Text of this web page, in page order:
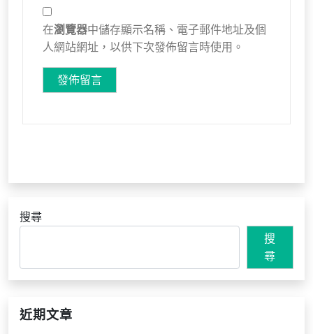
在瀏覽器中儲存顯示名稱、電子郵件地址及個
人網站網址，以供下次發佈留言時使用。
搜尋
搜
尋
近期文章